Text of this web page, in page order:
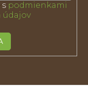
podmienkami
údajov